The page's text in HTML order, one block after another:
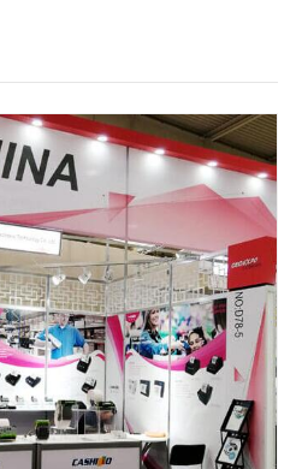
9-11, 2018 Endereço: 201